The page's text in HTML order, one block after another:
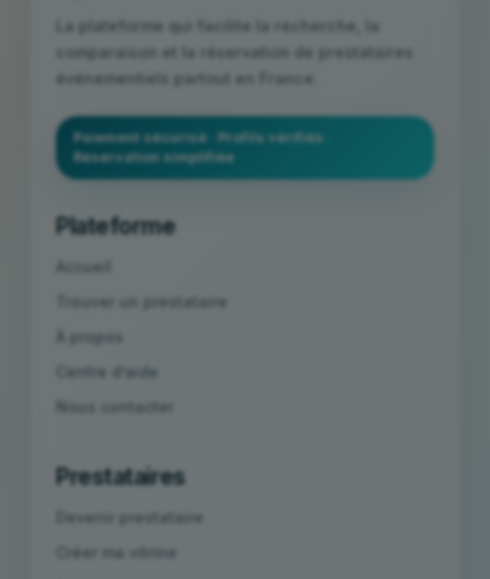
La plateforme qui facilite la recherche, la
comparaison et la réservation de prestataires
événementiels partout en France.
Paiement sécurisé · Profils vérifiés ·
Réservation simplifiée
Plateforme
Accueil
Trouver un prestataire
À propos
Centre d’aide
Nous contacter
Prestataires
Devenir prestataire
Créer ma vitrine